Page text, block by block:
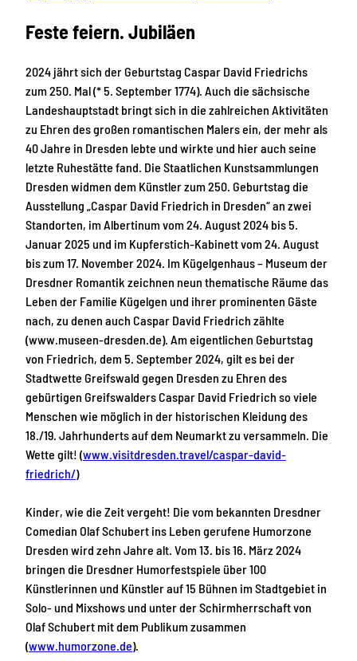
Feste feiern. Jubiläen
2024 jährt sich der Geburtstag Caspar David Friedrichs
zum 250. Mal (* 5. September 1774). Auch die sächsische
Landeshauptstadt bringt sich in die zahlreichen Aktivitäten
zu Ehren des großen romantischen Malers ein, der mehr als
40 Jahre in Dresden lebte und wirkte und hier auch seine
letzte Ruhestätte fand. Die Staatlichen Kunstsammlungen
Dresden widmen dem Künstler zum 250. Geburtstag die
Ausstellung „Caspar David Friedrich in Dresden“ an zwei
Standorten, im Albertinum vom 24. August 2024 bis 5.
Januar 2025 und im Kupferstich-Kabinett vom 24. August
bis zum 17. November 2024. Im Kügelgenhaus – Museum der
Dresdner Romantik zeichnen neun thematische Räume das
Leben der Familie Kügelgen und ihrer prominenten Gäste
nach, zu denen auch Caspar David Friedrich zählte
(www.museen-dresden.de). Am eigentlichen Geburtstag
von Friedrich, dem 5. September 2024, gilt es bei der
Stadtwette Greifswald gegen Dresden zu Ehren des
gebürtigen Greifswalders Caspar David Friedrich so viele
Menschen wie möglich in der historischen Kleidung des
18./19. Jahrhunderts auf dem Neumarkt zu versammeln. Die
Wette gilt! (www.visitdresden.travel/caspar-david-
friedrich/)
Kinder, wie die Zeit vergeht! Die vom bekannten Dresdner
Comedian Olaf Schubert ins Leben gerufene Humorzone
Dresden wird zehn Jahre alt. Vom 13. bis 16. März 2024
bringen die Dresdner Humorfestspiele über 100
Künstlerinnen und Künstler auf 15 Bühnen im Stadtgebiet in
Solo- und Mixshows und unter der Schirmherrschaft von
Olaf Schubert mit dem Publikum zusammen
(www.humorzone.de).